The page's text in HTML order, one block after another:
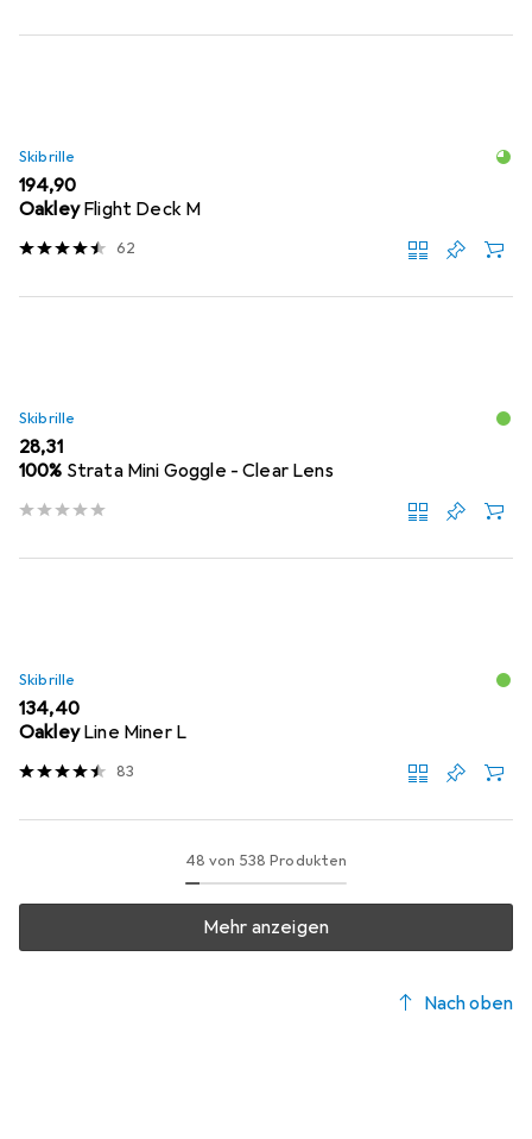
Skibrille
EUR
194,90
Oakley Flight Deck M
62
Skibrille
EUR
28,31
100% Strata Mini Goggle - Clear Lens
Skibrille
EUR
134,40
Oakley Line Miner L
83
48 von 538 Produkten
Mehr anzeigen
Nach oben